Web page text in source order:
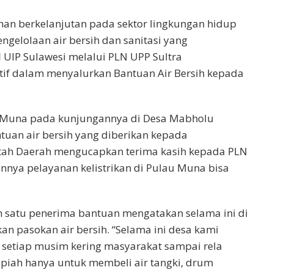
berkelanjutan pada sektor lingkungan hidup
air bersih dan sanitasi yang
Sulawesi melalui PLN UPP Sultra
dalam menyalurkan Bantuan Air Bersih kepada
pada kunjungannya di Desa Mabholu
air bersih yang diberikan kepada
Daerah mengucapkan terima kasih kepada PLN
pelayanan kelistrikan di Pulau Muna bisa
penerima bantuan mengatakan selama ini di
pasokan air bersih. “Selama ini desa kami
musim kering masyarakat sampai rela
hanya untuk membeli air tangki, drum